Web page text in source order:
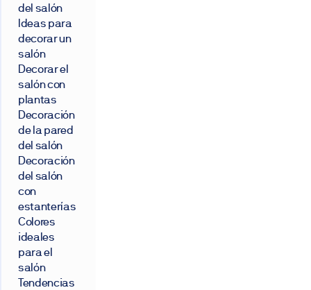
del salón
Ideas para
decorar un
salón
Decorar el
salón con
plantas
Decoración
de la pared
del salón
Decoración
del salón
con
estanterías
Colores
ideales
para el
salón
Tendencias